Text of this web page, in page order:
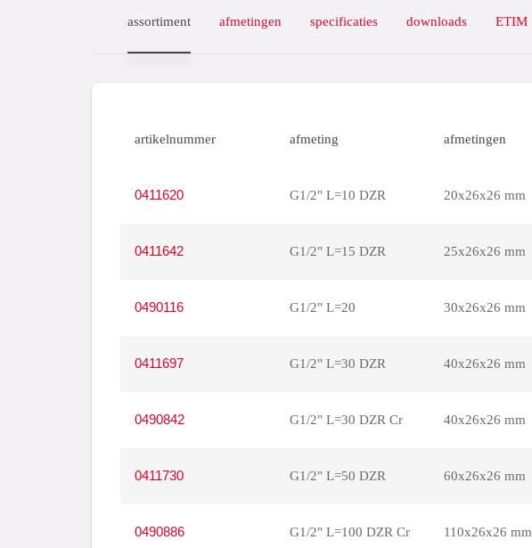
assortiment afmetingen specificaties downloads ETIM
artikelnummer afmeting afmetingen
0411620 G1/2" L=10 DZR 20x26x26 mm
0411642 G1/2" L=15 DZR 25x26x26 mm
0490116 G1/2" L=20 30x26x26 mm
0411697 G1/2" L=30 DZR 40x26x26 mm
0490842 G1/2" L=30 DZR Cr 40x26x26 mm
0411730 G1/2" L=50 DZR 60x26x26 mm
0490886 G1/2" L=100 DZR Cr 110x26x26 mm